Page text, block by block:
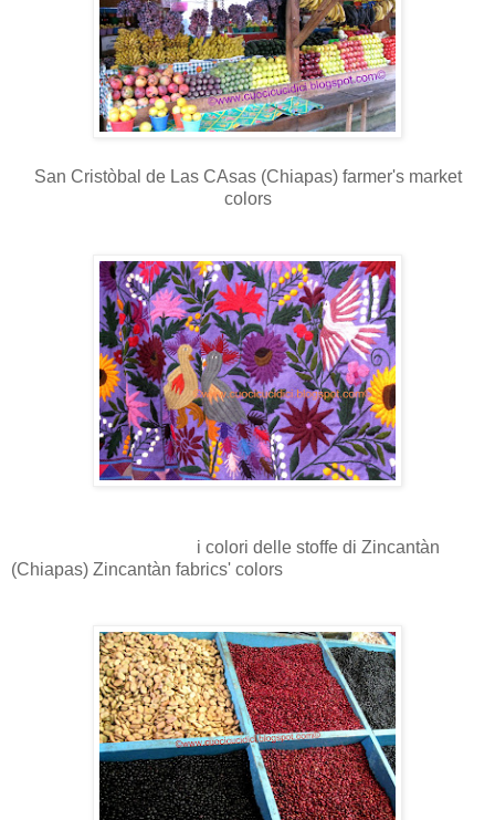
San Cristòbal de Las CAsas (Chiapas) farmer's market
colors
i colori delle stoffe di Zincantàn
(Chiapas) Zincantàn fabrics' colors